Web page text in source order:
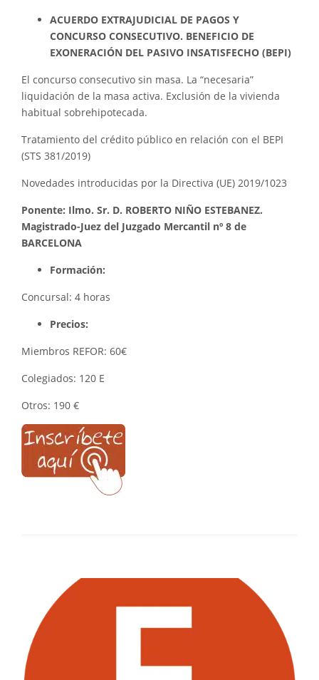
ACUERDO EXTRAJUDICIAL DE PAGOS Y
CONCURSO CONSECUTIVO. BENEFICIO DE
EXONERACIÓN DEL PASIVO INSATISFECHO (BEPI)
El concurso consecutivo sin masa. La “necesaria”
liquidación de la masa activa. Exclusión de la vivienda
habitual sobrehipotecada.
Tratamiento del crédito público en relación con el BEPI
(STS 381/2019)
Novedades introducidas por la Directiva (UE) 2019/1023
Ponente: Ilmo. Sr. D. ROBERTO NIÑO ESTEBANEZ.
Magistrado-Juez del Juzgado Mercantil nº 8 de
BARCELONA
Formación:
Concursal: 4 horas
Precios:
Miembros REFOR: 60€
Colegiados: 120 E
Otros: 190 €